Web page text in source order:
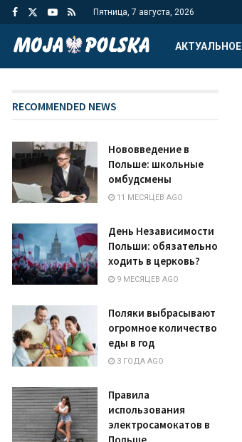
Пятница, 7 августа, 2026
АКТУАЛЬНОЕ
RECOMMENDED NEWS
Нововведение в
Польше: школьные
омбудсмены
11 МЕСЯЦЕВ AGO
День Независимости
Польши: обязательно
ходить в церковь?
9 МЕСЯЦЕВ AGO
Поляки выбрасывают
огромное количество
еды в год
3 ГОДА AGO
Правила
использования
электросамокатов в